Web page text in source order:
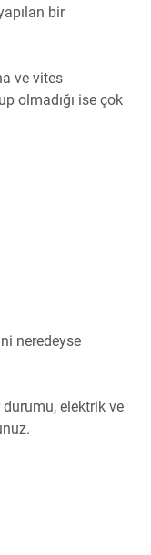
bir
ve vites
olmadığı ise çok
neredeyse
elektrik ve